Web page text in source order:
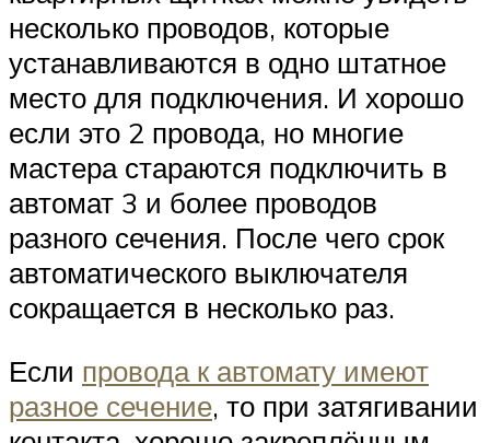
несколько проводов, которые
устанавливаются в одно штатное
место для подключения. И хорошо
если это 2 провода, но многие
мастера стараются подключить в
автомат 3 и более проводов
разного сечения. После чего срок
автоматического выключателя
сокращается в несколько раз.
Если провода к автомату имеют
разное сечение, то при затягивании